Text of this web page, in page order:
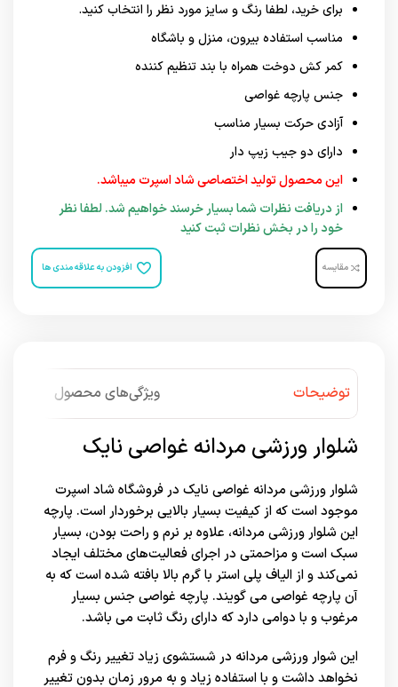
برای خرید، لطفا رنگ و سایز مورد نظر را انتخاب کنید.
مناسب استفاده بیرون، منزل و باشگاه
کمر کش دوخت همراه با بند تنظیم کننده
جنس پارچه غواصی
آزادی حرکت بسیار مناسب
دارای دو جیب زیپ دار
این محصول تولید اختصاصی شاد اسپرت میباشد.
از دریافت نظرات شما بسیار خرسند خواهیم شد. لطفا نظر
خود را در بخش نظرات ثبت کنید
مقایسه افزودن به علاقه مندی ها
توضیحات ویژگی‌های محصول
شلوار ورزشی مردانه غواصی نایک
شلوار ورزشی مردانه غواصی نایک درفروشگاه شاد اسپرت
موجود است که از کیفیت بسیار بالایی برخوردار است. پارچه
این شلوار ورزشی مردانه، علاوه بر نرم و راحت بودن، بسیار
سبک است و مزاحمتی در اجرای فعالیت‌های مختلف ایجاد
نمی‌کند و از الیاف پلی استر با گرم بالا بافته شده است که به
آن پارچه غواصی می گویند. پارچه غواصی جنس بسیار
مرغوب و با دوامی دارد که دارای رنگ ثابت می باشد.
این شوار ورزشی مردانه در شستشوی زیاد تغییر رنگ و فرم
نخواهد داشت و با استفاده زیاد و به مرور زمان بدون تغییر